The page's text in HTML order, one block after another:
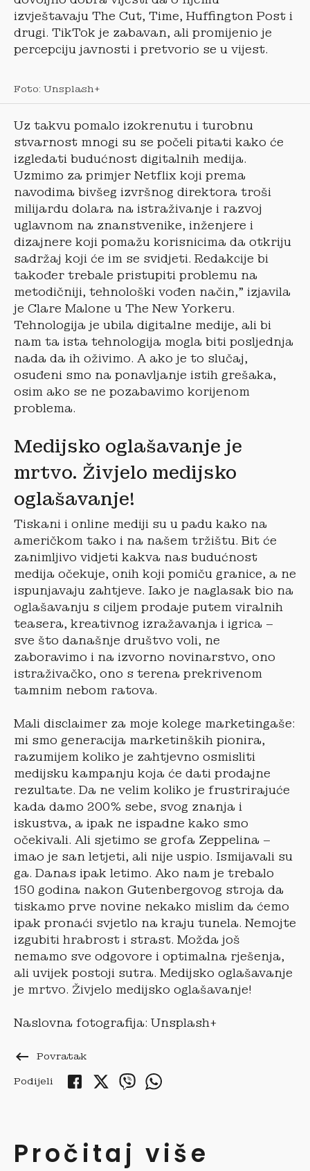
izvještavaju The Cut, Time, Huffington Post i
drugi. TikTok je zabavan, ali promijenio je
percepciju javnosti i pretvorio se u vijest.
Foto: Unsplash+
Uz takvu pomalo izokrenutu i turobnu
stvarnost mnogi su se počeli pitati kako će
izgledati budućnost digitalnih medija.
Uzmimo za primjer Netflix koji prema
navodima bivšeg izvršnog direktora troši
milijardu dolara na istraživanje i razvoj
uglavnom na znanstvenike, inženjere i
dizajnere koji pomažu korisnicima da otkriju
sadržaj koji će im se svidjeti. Redakcije bi
također trebale pristupiti problemu na
metodičniji, tehnološki vođen način,” izjavila
je Clare Malone u The New Yorkeru.
Tehnologija je ubila digitalne medije, ali bi
nam ta ista tehnologija mogla biti posljednja
nada da ih oživimo. A ako je to slučaj,
osuđeni smo na ponavljanje istih grešaka,
osim ako se ne pozabavimo korijenom
problema.
Medijsko oglašavanje je
mrtvo. Živjelo medijsko
oglašavanje!
Tiskani i online mediji su u padu kako na
američkom tako i na našem tržištu. Bit će
zanimljivo vidjeti kakva nas budućnost
medija očekuje, onih koji pomiču granice, a ne
ispunjavaju zahtjeve. Iako je naglasak bio na
oglašavanju s ciljem prodaje putem viralnih
teasera, kreativnog izražavanja i igrica –
sve što današnje društvo voli, ne
zaboravimo i na izvorno novinarstvo, ono
istraživačko, ono s terena prekrivenom
tamnim nebom ratova.
Mali disclaimer za moje kolege marketingaše:
mi smo generacija marketinških pionira,
razumijem koliko je zahtjevno osmisliti
medijsku kampanju koja će dati prodajne
rezultate. Da ne velim koliko je frustrirajuće
kada damo 200% sebe, svog znanja i
iskustva, a ipak ne ispadne kako smo
očekivali. Ali sjetimo se grofa Zeppelina –
imao je san letjeti, ali nije uspio. Ismijavali su
ga. Danas ipak letimo. Ako nam je trebalo
150 godina nakon Gutenbergovog stroja da
tiskamo prve novine nekako mislim da ćemo
ipak pronaći svjetlo na kraju tunela. Nemojte
izgubiti hrabrost i strast. Možda još
nemamo sve odgovore i optimalna rješenja,
ali uvijek postoji sutra. Medijsko oglašavanje
je mrtvo. Živjelo medijsko oglašavanje!
Naslovna fotografija: Unsplash+
keyboard_backspace Povratak
Podijeli
Pročitaj više